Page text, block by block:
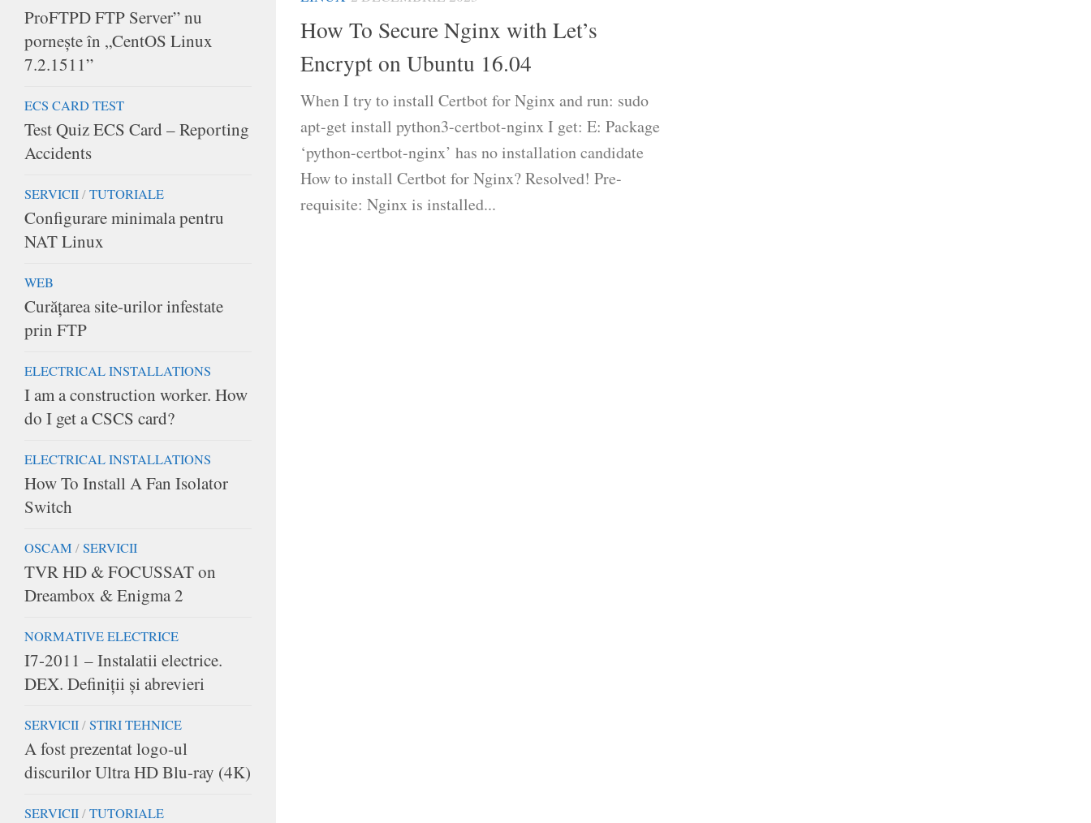
How To Secure Nginx with Let’s
Encrypt on Ubuntu 16.04
When I try to install Certbot for Nginx and run: sudo
apt-get install python3-certbot-nginx I get: E: Package
‘python-certbot-nginx’ has no installation candidate
How to install Certbot for Nginx? Resolved! Pre-
requisite: Nginx is installed...
ProFTPD FTP Server” nu
porneşte în „CentOS Linux
7.2.1511”
ECS CARD TEST
Test Quiz ECS Card – Reporting
Accidents
SERVICII/TUTORIALE
Configurare minimala pentru
NAT Linux
WEB
Curățarea site-urilor infestate
prin FTP
ELECTRICAL INSTALLATIONS
I am a construction worker. How
do I get a CSCS card?
ELECTRICAL INSTALLATIONS
How To Install A Fan Isolator
Switch
OSCAM /SERVICII
TVR HD & FOCUSSAT on
Dreambox & Enigma 2
NORMATIVE ELECTRICE
I7-2011 – Instalatii electrice.
DEX. Definiții și abrevieri
SERVICII/STIRI TEHNICE
A fost prezentat logo-ul
discurilor Ultra HD Blu-ray (4K)
SERVICII/TUTORIALE